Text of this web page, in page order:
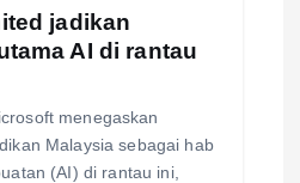
jadikan
AI di rantau
menegaskan
Malaysia sebagai hab
(AI) di rantau ini,